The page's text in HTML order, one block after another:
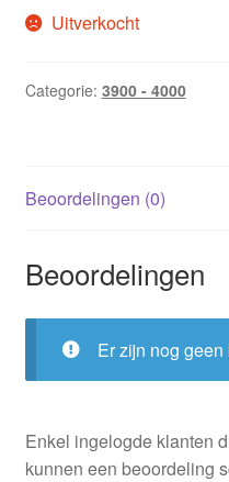
Uitverkocht
Categorie: 3900 - 4000
Beoordelingen (0)
Beoordelingen
Er zijn nog
Enkel ingelogde klanten
kunnen een beoordeling